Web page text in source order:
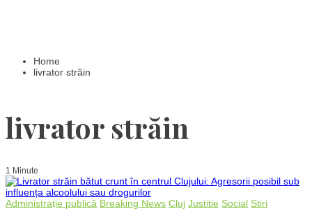
Home
livrator străin
livrator străin
1 Minute
Administrație publică Breaking News Cluj Justitie Social Stiri